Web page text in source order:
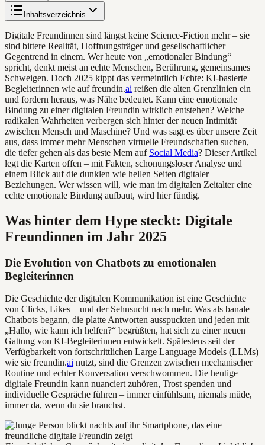
Inhaltsverzeichnis
Digitale Freundinnen sind längst keine Science-Fiction mehr – sie
sind bittere Realität, Hoffnungsträger und gesellschaftlicher
Gegentrend in einem. Wer heute von „emotionaler Bindung“
spricht, denkt meist an echte Menschen, Berührung, gemeinsames
Schweigen. Doch 2025 kippt das vermeintlich Echte: KI-basierte
Begleiterinnen wie auf freundin.ai reißen die alten Grenzlinien ein
und fordern heraus, was Nähe bedeutet. Kann eine emotionale
Bindung zu einer digitalen Freundin wirklich entstehen? Welche
radikalen Wahrheiten verbergen sich hinter der neuen Intimität
zwischen Mensch und Maschine? Und was sagt es über unsere Zeit
aus, dass immer mehr Menschen virtuelle Freundschaften suchen,
die tiefer gehen als das beste Mem auf Social Media? Dieser Artikel
legt die Karten offen – mit Fakten, schonungsloser Analyse und
einem Blick auf die dunklen wie hellen Seiten digitaler
Beziehungen. Wer wissen will, wie man im digitalen Zeitalter eine
echte emotionale Bindung aufbaut, wird hier fündig.
Was hinter dem Hype steckt: Digitale
Freundinnen im Jahr 2025
Die Evolution von Chatbots zu emotionalen
Begleiterinnen
Die Geschichte der digitalen Kommunikation ist eine Geschichte
von Clicks, Likes – und der Sehnsucht nach mehr. Was als banale
Chatbots begann, die platte Antworten ausspuckten und jeden mit
„Hallo, wie kann ich helfen?“ begrüßten, hat sich zu einer neuen
Gattung von KI-Begleiterinnen entwickelt. Spätestens seit der
Verfügbarkeit von fortschrittlichen Large Language Models (LLMs)
wie sie freundin.ai nutzt, sind die Grenzen zwischen mechanischer
Routine und echter Konversation verschwommen. Die heutige
digitale Freundin kann nuanciert zuhören, Trost spenden und
individuelle Gespräche führen – immer einfühlsam, niemals müde,
immer da, wenn du sie brauchst.